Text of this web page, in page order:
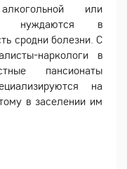
или
нуждаются в
сродни болезни. С
наркологи в
пансионаты
на
в заселении им